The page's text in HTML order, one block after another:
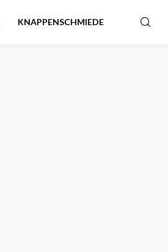
KNAPPENSCHMIEDE